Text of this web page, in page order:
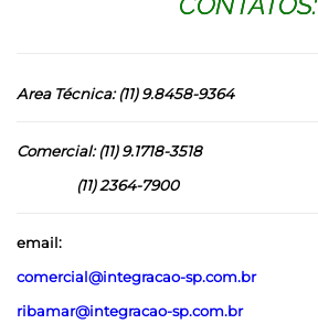
Area Técnica: (11) 9.8458-9364
Comercial: (11) 9.1718-3518
(11) 2364-7900
email:
comercial@integracao-sp.com.br
ribamar@integracao-sp.com.br